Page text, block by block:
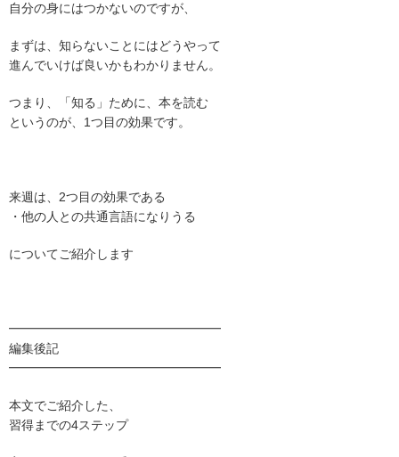
自分の身にはつかないのですが、
まずは、知らないことにはどうやって
進んでいけば良いかもわかりません。
つまり、「知る」ために、本を読む
というのが、1つ目の効果です。
来週は、2つ目の効果である
・他の人との共通言語になりうる
についてご紹介します
━━━━━━━━━━━━━━━━━
編集後記
━━━━━━━━━━━━━━━━━
本文でご紹介した、
習得までの4ステップ